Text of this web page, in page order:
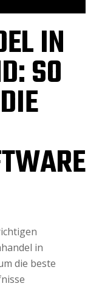
IN
SO
in
die beste